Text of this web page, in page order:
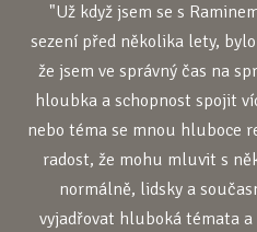
"Už když jsem se s
sezení před několika lety,
že jsem ve správný čas na
hloubka a schopnost spojit
nebo téma se mnou hluboce
radost, že mohu mluvit s
normálně, lidsky a
vyjadřovat hluboká témata